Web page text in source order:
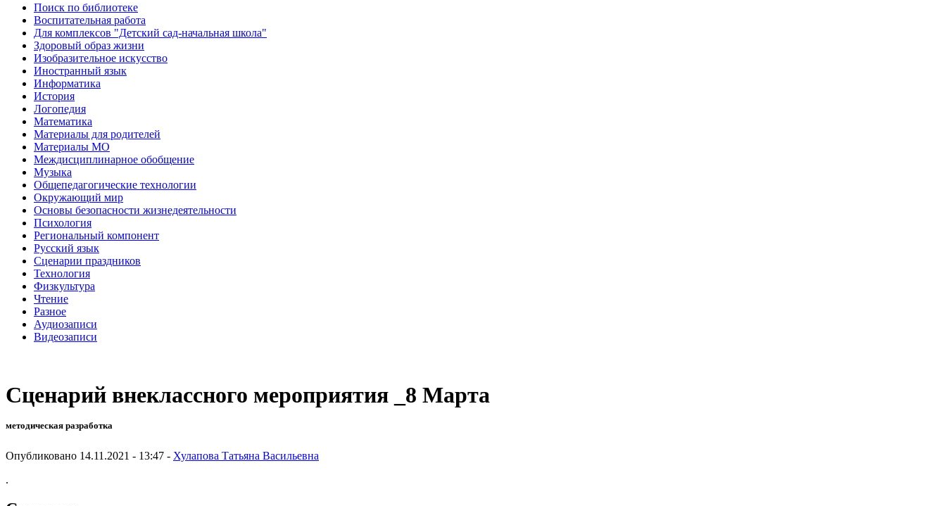
Поиск по библиотеке
Воспитательная работа
Для комплексов "Детский сад-начальная школа"
Здоровый образ жизни
Изобразительное искусство
Иностранный язык
Информатика
История
Логопедия
Математика
Материалы для родителей
Материалы МО
Междисциплинарное обобщение
Музыка
Общепедагогические технологии
Окружающий мир
Основы безопасности жизнедеятельности
Психология
Региональный компонент
Русский язык
Сценарии праздников
Технология
Физкультура
Чтение
Разное
Аудиозаписи
Видеозаписи
Сценарий внеклассного мероприятия _8 Марта
методическая разработка
Опубликовано 14.11.2021 - 13:47 - Хулапова Татьяна Васильевна
.